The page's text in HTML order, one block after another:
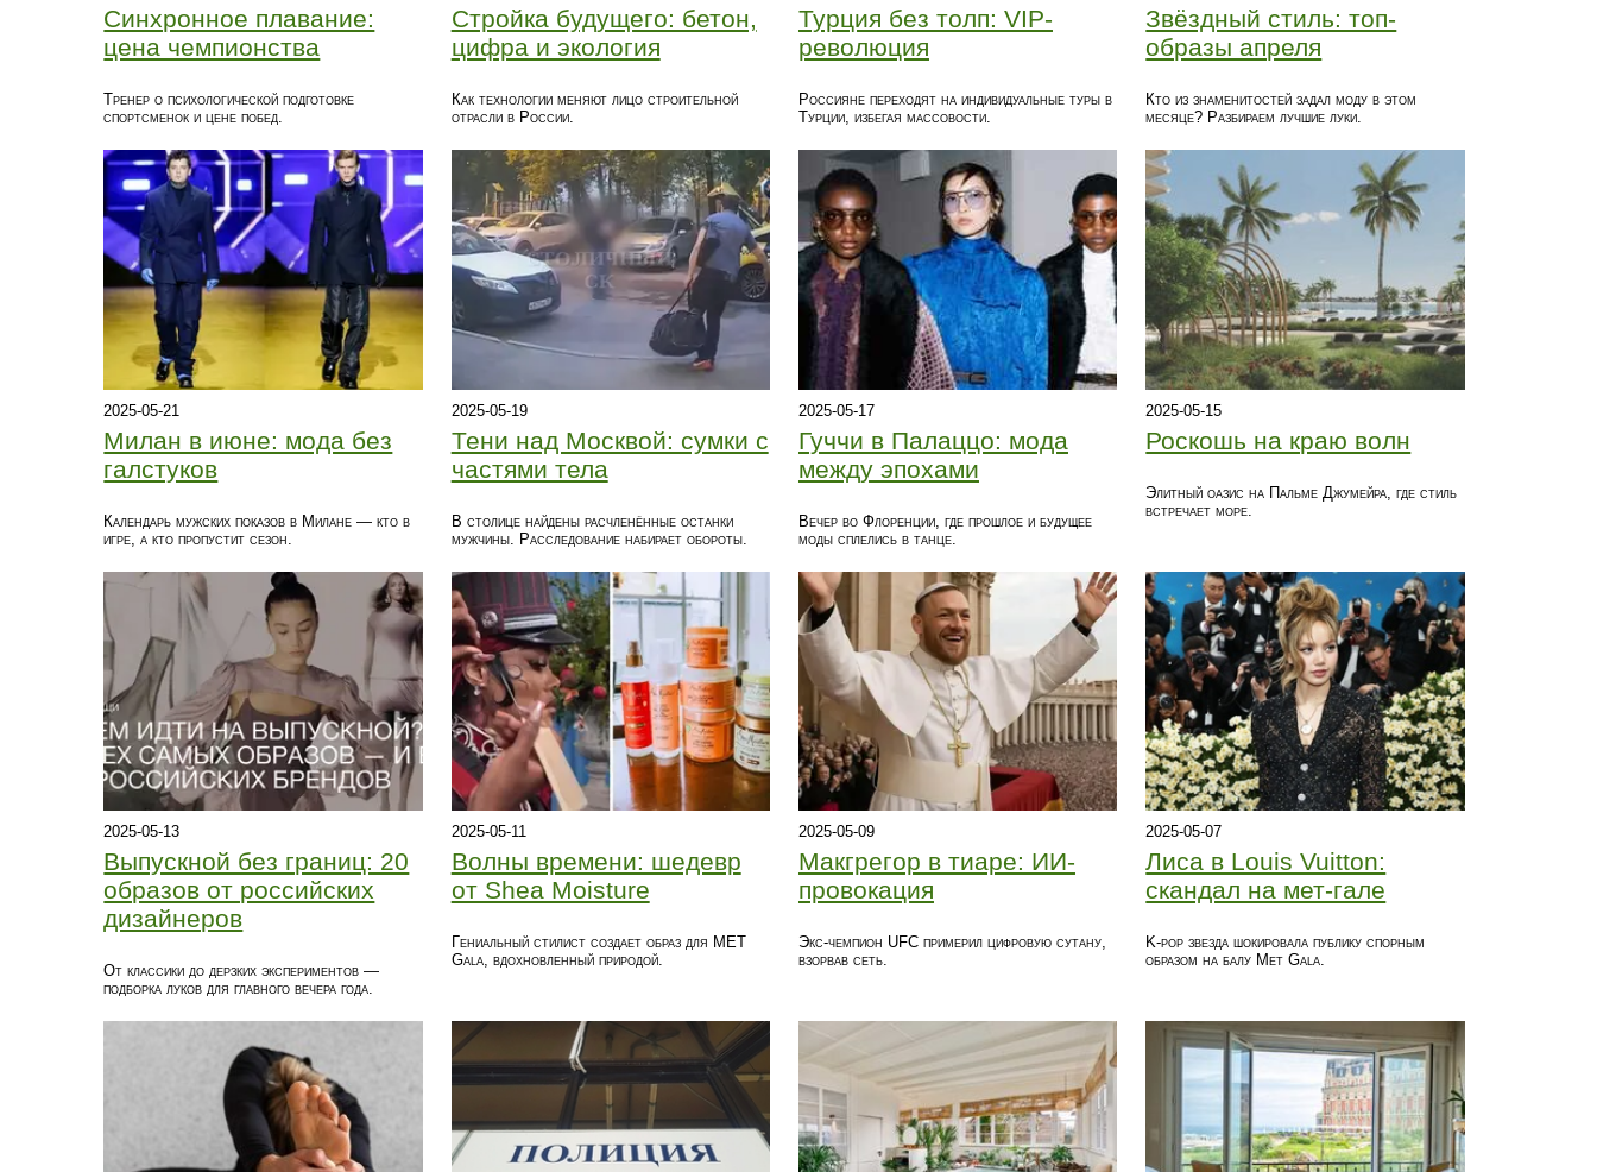
Синхронное плавание:
цена чемпионства
Тренер о психологической подготовке
спортсменок и цене побед.
Стройка будущего: бетон,
цифра и экология
Как технологии меняют лицо строительной
отрасли в России.
Турция без толп: VIP-
революция
Россияне переходят на индивидуальные туры в
Турции, избегая массовости.
Звёздный стиль: топ-
образы апреля
Кто из знаменитостей задал моду в этом
месяце? Разбираем лучшие луки.
2025-05-21
Милан в июне: мода без
галстуков
Календарь мужских показов в Милане — кто в
игре, а кто пропустит сезон.
2025-05-19
Тени над Москвой: сумки с
частями тела
В столице найдены расчленённые останки
мужчины. Расследование набирает обороты.
2025-05-17
Гуччи в Палаццо: мода
между эпохами
Вечер во Флоренции, где прошлое и будущее
моды сплелись в танце.
2025-05-15
Роскошь на краю волн
Элитный оазис на Пальме Джумейра, где стиль
встречает море.
2025-05-13
Выпускной без границ: 20
образов от российских
дизайнеров
От классики до дерзких экспериментов —
подборка луков для главного вечера года.
2025-05-11
Волны времени: шедевр
от Shea Moisture
Гениальный стилист создает образ для MET
Gala, вдохновленный природой.
2025-05-09
Макгрегор в тиаре: ИИ-
провокация
Экс-чемпион UFC примерил цифровую сутану,
взорвав сеть.
2025-05-07
Лиса в Louis Vuitton:
скандал на мет-гале
K-pop звезда шокировала публику спорным
образом на балу Met Gala.